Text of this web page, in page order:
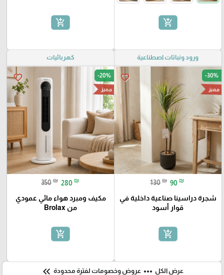
add_shopping_cart
add_shopping_cart
ورود ونباتات اصطناعية
favorite_border -30%
مميز
130 ₪ 90 ₪
شجرة دراسينا صناعية داخلية في
قوار أسود
add_shopping_cart
كهربائيات
favorite_border -20%
مميز
350 ₪ 280 ₪
مكيف ومبرد هواء مائي عمودي
من Brolax
add_shopping_cart
عرض الكل more_horiz عروض وخصومات لفترة محدودة keyboard_double_arrow_left